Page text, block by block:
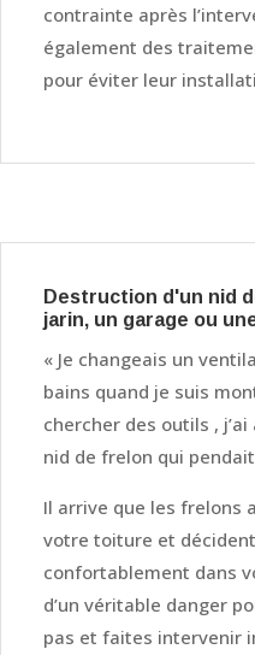
contrainte après
également des
pour éviter leur
Destruction d'un nid
jarin, un garage ou
« Je changeais un
bains quand je suis
chercher des outils ,
nid de frelon qui
Il arrive que les frelons
votre toiture et
confortablement dans
d’un véritable danger
pas et faites intervenir